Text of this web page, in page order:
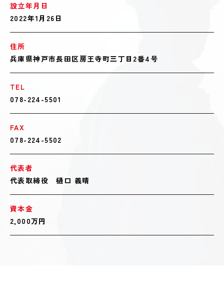
設立年月日
2022年1月26日
住所
兵庫県神戸市長田区房王寺町三丁目2番4号
TEL
078-224-5501
FAX
078-224-5502
代表者
代表取締役 樋口 義晴
資本金
2,000万円